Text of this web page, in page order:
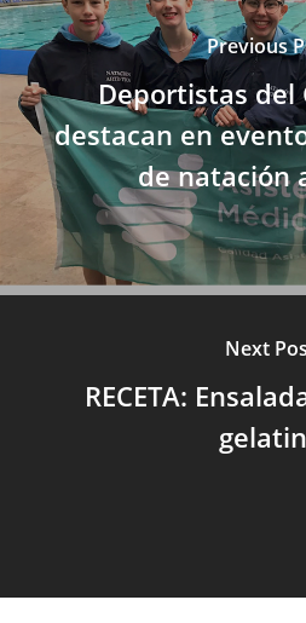
Previous
Deportistas del
destacan en
de natación
Next
RECETA: